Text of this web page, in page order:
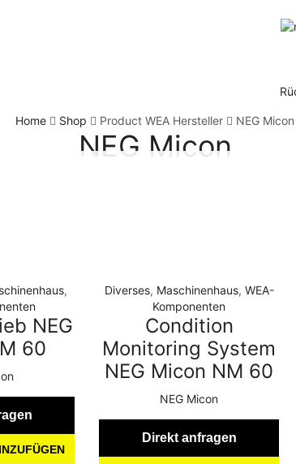
Home Shop Product WEA Hersteller NEG Micon
NEG Micon
,
NEG
60
Diverses, Maschinenhaus, WEA-
Komponenten
Condition
Monitoring System
NEG Micon NM 60
NEG Micon
Direkt anfragen